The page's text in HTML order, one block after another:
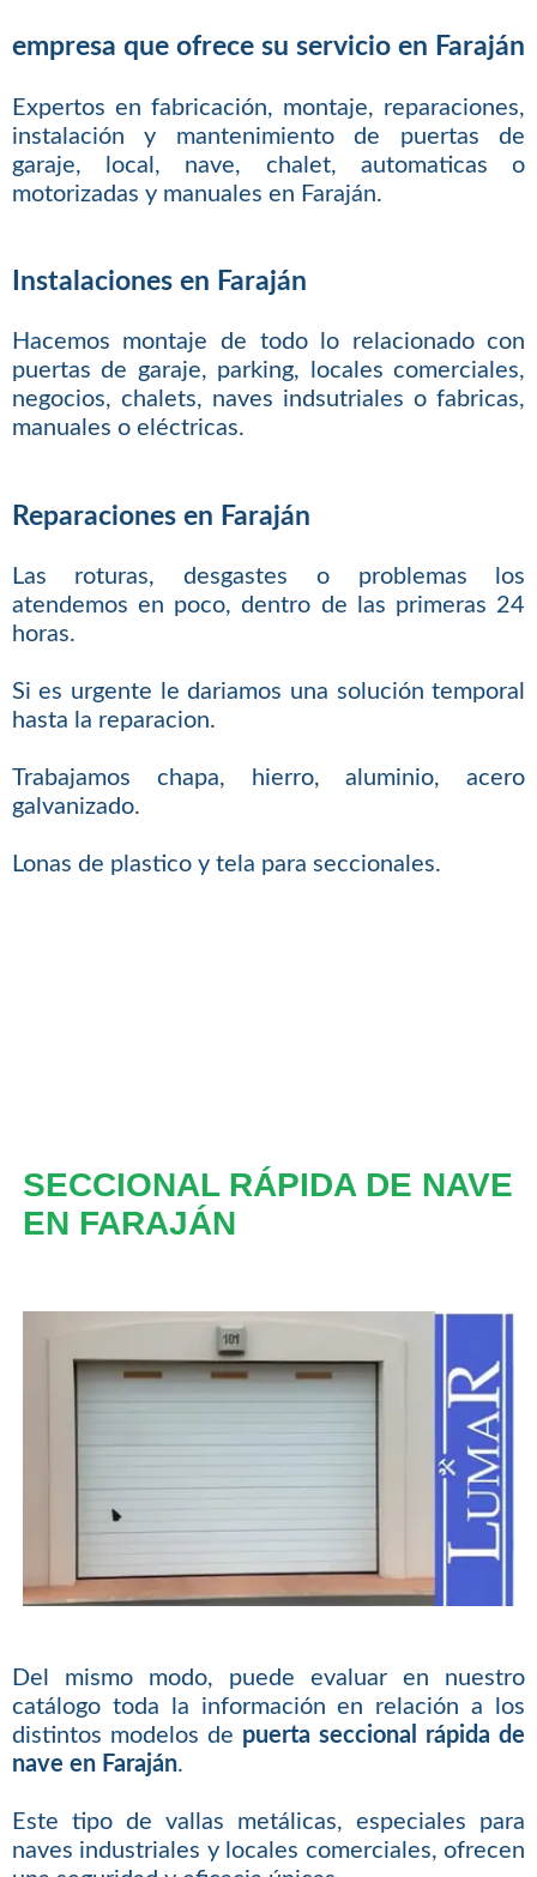
empresa que ofrece su servicio en Faraján
Expertos en fabricación, montaje, reparaciones,
instalación y mantenimiento de puertas de
garaje, local, nave, chalet, automaticas o
motorizadas y manuales en Faraján.
Instalaciones en Faraján
Hacemos montaje de todo lo relacionado con
puertas de garaje, parking, locales comerciales,
negocios, chalets, naves indsutriales o fabricas,
manuales o eléctricas.
Reparaciones en Faraján
Las roturas, desgastes o problemas los
atendemos en poco, dentro de las primeras 24
horas.
Si es urgente le dariamos una solución temporal
hasta la reparacion.
Trabajamos chapa, hierro, aluminio, acero
galvanizado.
Lonas de plastico y tela para seccionales.
SECCIONAL RÁPIDA DE NAVE
EN FARAJÁN
Del mismo modo, puede evaluar en nuestro
catálogo toda la información en relación a los
distintos modelos de puerta seccional rápida de
nave en Faraján.
Este tipo de vallas metálicas, especiales para
naves industriales y locales comerciales, ofrecen